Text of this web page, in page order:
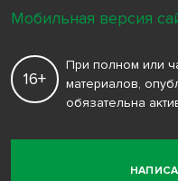
16+
При полном или
материалов,
обязательна
Мобильная версия